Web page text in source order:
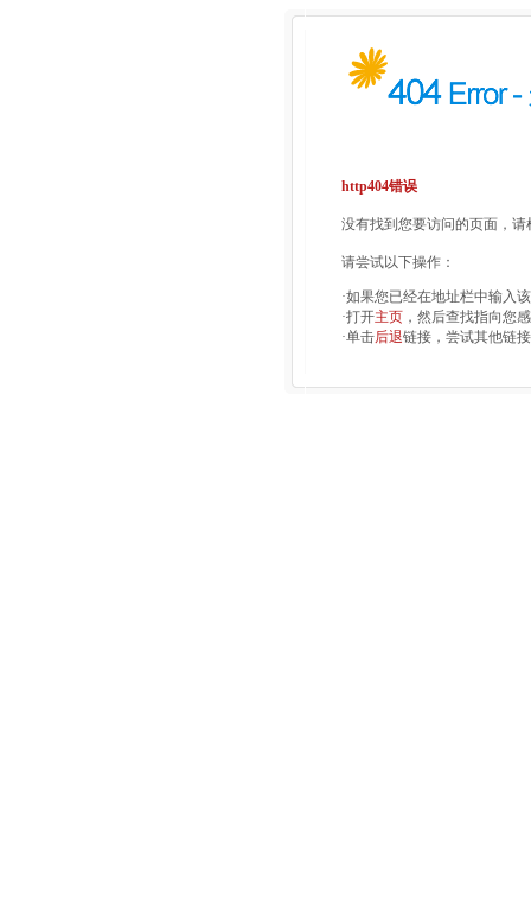
http404错误
没有找到您要访问的页面，
请尝试以下操作：
·如果您已经在地址栏中输入
·打开主页 ，然后查找指向您
·单击后退链接，尝试其他链